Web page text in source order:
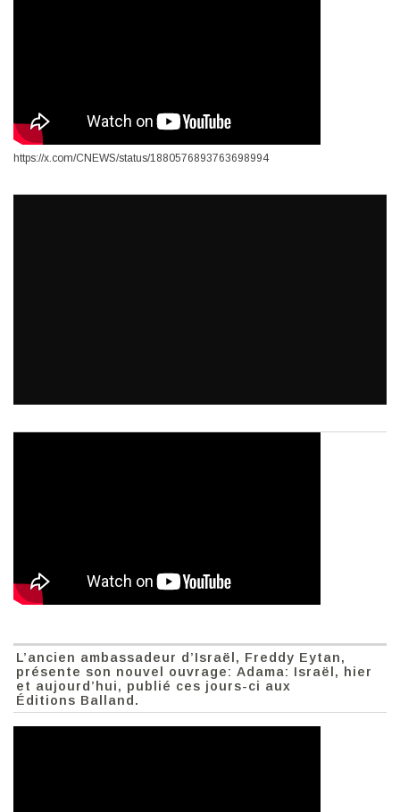
https://x.com/CNEWS/status/1880576893763698994
L’ancien ambassadeur d’Israël, Freddy Eytan,
présente son nouvel ouvrage: Adama: Israël, hier
et aujourd’hui, publié ces jours-ci aux
Éditions Balland.